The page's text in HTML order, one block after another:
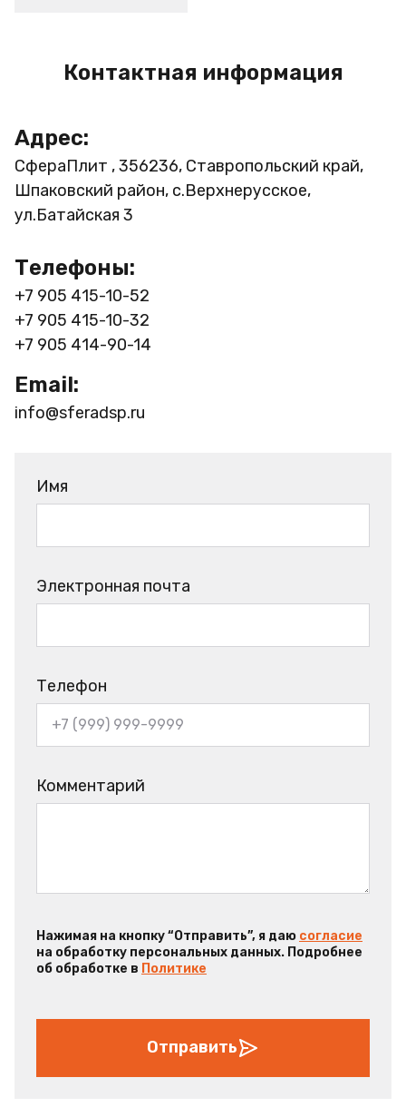
Контактная информация
Адрес:
СфераПлит , 356236, Ставропольский край,
Шпаковский район, с.Верхнерусское,
ул.Батайская 3
Телефоны:
+7 905 415-10-52
+7 905 415-10-32
+7 905 414-90-14
Email:
info@sferadsp.ru
Имя
Электронная почта
Телефон
Комментарий
Нажимая на кнопку “Отправить”, я даю согласие
на обработку персональных данных. Подробнее
об обработке в Политике
Отправить